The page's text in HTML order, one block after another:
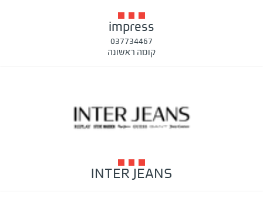
impress
037734467
קומה ראשונה
INTER JEANS